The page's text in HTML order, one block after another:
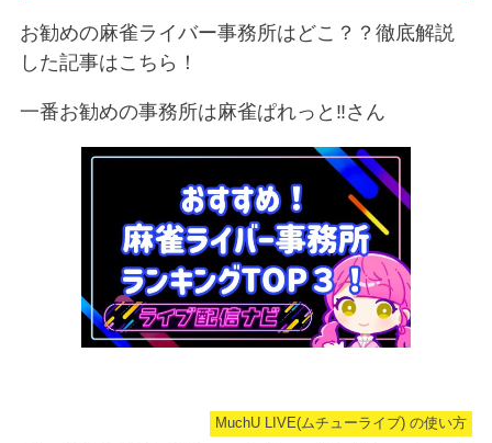
お勧めの麻雀ライバー事務所はどこ？？徹底解説
した記事はこちら！
一番お勧めの事務所は麻雀ぱれっと‼︎さん
MuchU LIVE(ムチューライブ) の使い方